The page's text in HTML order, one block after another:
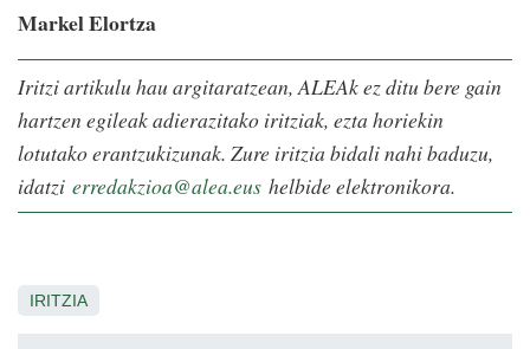
Markel Elortza
Iritzi artikulu hau argitaratzean, ALEAk ez ditu bere gain
hartzen egileak adierazitako iritziak, ezta horiekin
lotutako erantzukizunak. Zure iritzia bidali nahi baduzu,
idatzi erredakzioa@alea.eus helbide elektronikora.
IRITZIA